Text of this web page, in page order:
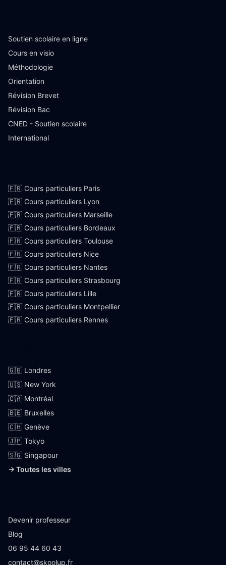
Soutien scolaire en ligne
Cours en visio
Méthodologie
Orientation
Révision Brevet
Révision Bac
CNED - Soutien scolaire
International
🇫🇷 Cours particuliers Paris
🇫🇷 Cours particuliers Lyon
🇫🇷 Cours particuliers Marseille
🇫🇷 Cours particuliers Bordeaux
🇫🇷 Cours particuliers Toulouse
🇫🇷 Cours particuliers Nice
🇫🇷 Cours particuliers Nantes
🇫🇷 Cours particuliers Strasbourg
🇫🇷 Cours particuliers Lille
🇫🇷 Cours particuliers Montpellier
🇫🇷 Cours particuliers Rennes
🇬🇧 Londres
🇺🇸 New York
🇨🇦 Montréal
🇧🇪 Bruxelles
🇨🇭 Genève
🇯🇵 Tokyo
🇸🇬 Singapour
→ Toutes les villes
Devenir professeur
Blog
06 95 44 60 43
contact@skoolup.fr